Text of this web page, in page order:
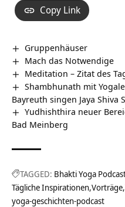
Copy Link
Gruppenhäuser
Mach das Notwendige
Meditation – Zitat des
Shambhunath mit
Bayreuth singen Jaya Shiva
Yudhishthira neuer
Bad Meinberg
TAGGED: Bhakti Yoga
Tägliche Inspirationen Vorträge
yoga-geschichten-podcast